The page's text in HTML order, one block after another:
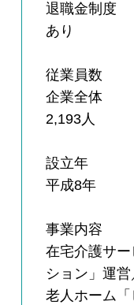
退職金制度
あり
従業員数
企業全体
2,193人
設立年
平成8年
事業内容
在宅介護サ
ション」運
老人ホーム